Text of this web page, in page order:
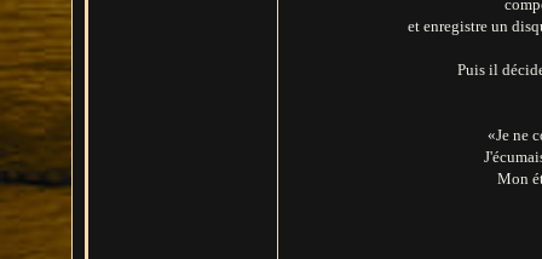
et enregistre un
Puis il
«Je ne
Mon